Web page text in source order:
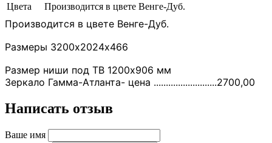
Цвета
Производится в цвете Венге-Дуб.
Производится в цвете Венге-Дуб.
Размеры 3200х2024х466
Размер ниши под ТВ 1200х906 мм
Зеркало Гамма-Атланта- цена ..........................2700,00
Написать отзыв
Ваше имя